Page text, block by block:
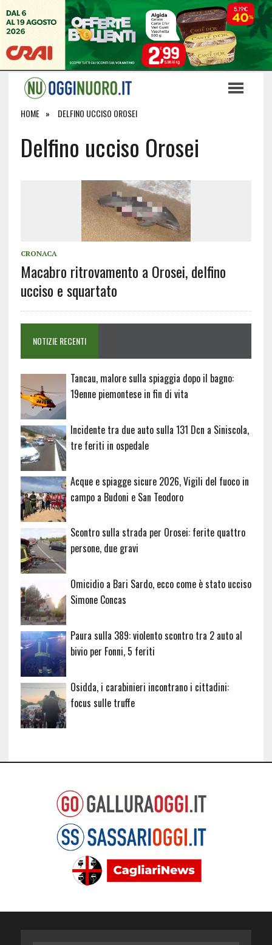
HOME DELFINO UCCISO OROSEI
Delfino ucciso Orosei
CRONACA
Macabro ritrovamento a Orosei, delfino
ucciso e squartato
NOTIZIE RECENTI
Tancau, malore sulla spiaggia dopo il bagno:
19enne piemontese in fin di vita
Incidente tra due auto sulla 131 Dcn a Siniscola,
tre feriti in ospedale
Acque e spiagge sicure 2026, Vigili del fuoco in
campo a Budoni e San Teodoro
Scontro sulla strada per Orosei: ferite quattro
persone, due gravi
Omicidio a Bari Sardo, ecco come è stato ucciso
Simone Concas
Paura sulla 389: violento scontro tra 2 auto al
bivio per Fonni, 5 feriti
Osidda, i carabinieri incontrano i cittadini:
focus sulle truffe